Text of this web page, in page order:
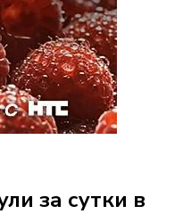
за сутки в